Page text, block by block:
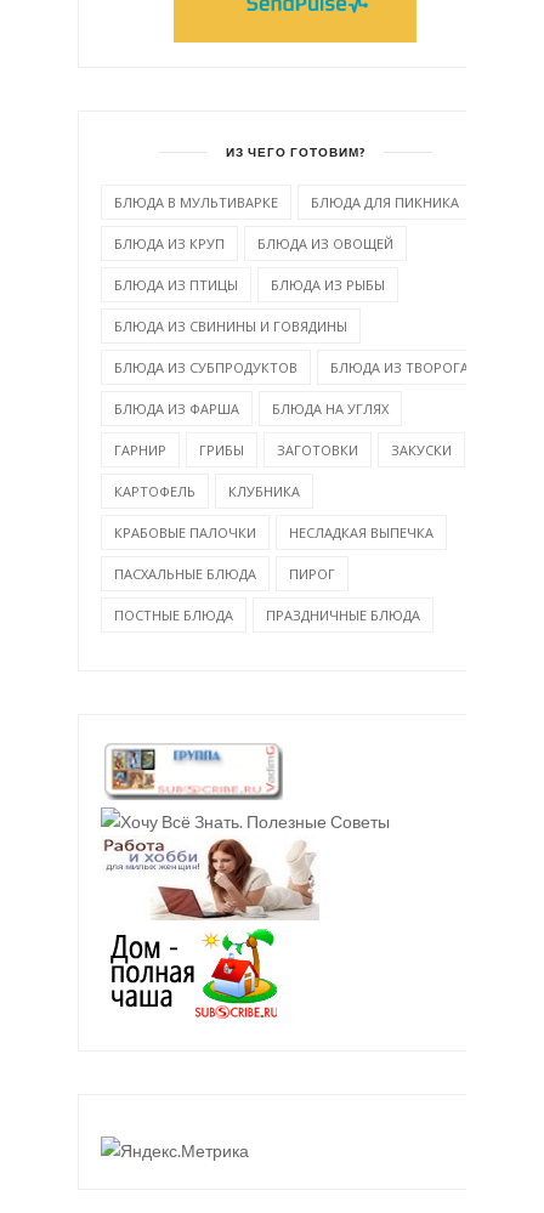
ИЗ ЧЕГО ГОТОВИМ?
БЛЮДА В МУЛЬТИВАРКЕ БЛЮДА ДЛЯ ПИКНИКА
БЛЮДА ИЗ КРУП БЛЮДА ИЗ ОВОЩЕЙ
БЛЮДА ИЗ ПТИЦЫ БЛЮДА ИЗ РЫБЫ
БЛЮДА ИЗ СВИНИНЫ И ГОВЯДИНЫ
БЛЮДА ИЗ СУБПРОДУКТОВ БЛЮДА ИЗ ТВОРОГА
БЛЮДА ИЗ ФАРША БЛЮДА НА УГЛЯХ
ГАРНИР ГРИБЫ ЗАГОТОВКИ ЗАКУСКИ
КАРТОФЕЛЬ КЛУБНИКА
КРАБОВЫЕ ПАЛОЧКИ НЕСЛАДКАЯ ВЫПЕЧКА
ПАСХАЛЬНЫЕ БЛЮДА ПИРОГ
ПОСТНЫЕ БЛЮДА ПРАЗДНИЧНЫЕ БЛЮДА